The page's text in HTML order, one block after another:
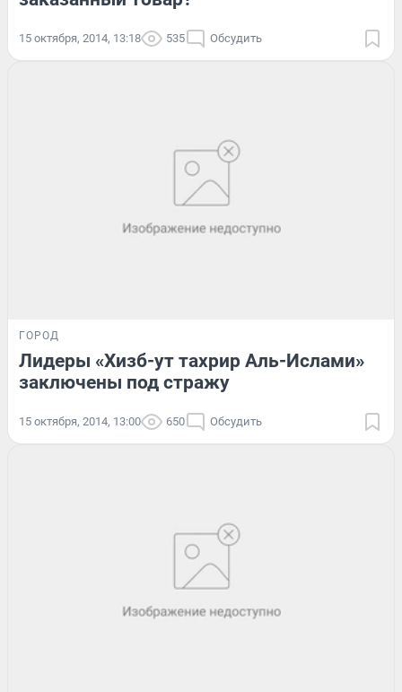
15 октября, 2014, 13:18 535 Обсудить
ГОРОД
Лидеры «Хизб-ут тахрир Аль-Ислами»
заключены под стражу
15 октября, 2014, 13:00 650 Обсудить